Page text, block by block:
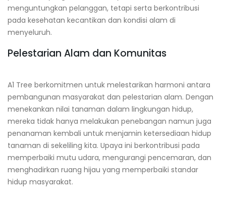
menguntungkan pelanggan, tetapi serta berkontribusi
pada kesehatan kecantikan dan kondisi alam di
menyeluruh.
Pelestarian Alam dan Komunitas
A1 Tree berkomitmen untuk melestarikan harmoni antara
pembangunan masyarakat dan pelestarian alam. Dengan
menekankan nilai tanaman dalam lingkungan hidup,
mereka tidak hanya melakukan penebangan namun juga
penanaman kembali untuk menjamin ketersediaan hidup
tanaman di sekeliling kita. Upaya ini berkontribusi pada
memperbaiki mutu udara, mengurangi pencemaran, dan
menghadirkan ruang hijau yang memperbaiki standar
hidup masyarakat.